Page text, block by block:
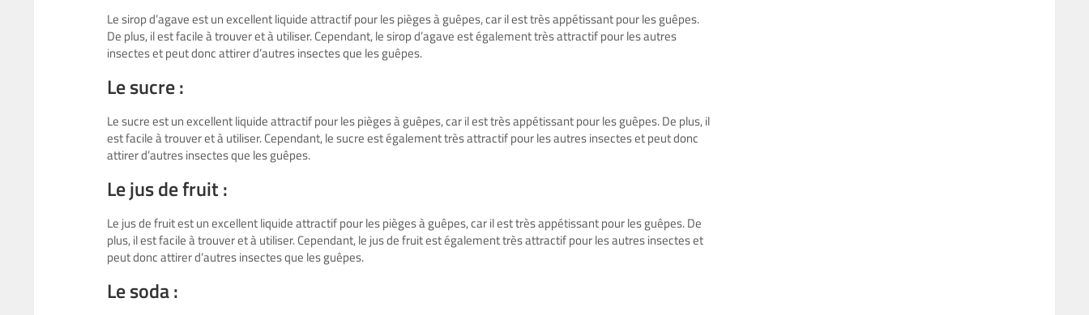
Le sirop d’agave est un excellent liquide attractif pour les pièges à guêpes, car il est très appétissant pour les guêpes.
De plus, il est facile à trouver et à utiliser. Cependant, le sirop d’agave est également très attractif pour les autres
insectes et peut donc attirer d’autres insectes que les guêpes.
Le sucre :
Le sucre est un excellent liquide attractif pour les pièges à guêpes, car il est très appétissant pour les guêpes. De plus, il
est facile à trouver et à utiliser. Cependant, le sucre est également très attractif pour les autres insectes et peut donc
attirer d’autres insectes que les guêpes.
Le jus de fruit :
Le jus de fruit est un excellent liquide attractif pour les pièges à guêpes, car il est très appétissant pour les guêpes. De
plus, il est facile à trouver et à utiliser. Cependant, le jus de fruit est également très attractif pour les autres insectes et
peut donc attirer d’autres insectes que les guêpes.
Le soda :